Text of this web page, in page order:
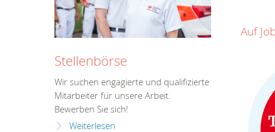
Auf
Stellenbörse
Wir suchen engagierte und qualifizierte
Mitarbeiter für unsere Arbeit.
Bewerben Sie sich!
Weiterlesen